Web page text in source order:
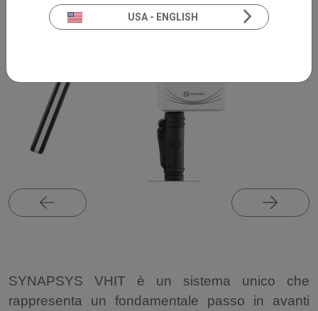
SYNAPSYS VHIT è un sistema unico che
rappresenta un fondamentale passo in avanti
USA - ENGLISH